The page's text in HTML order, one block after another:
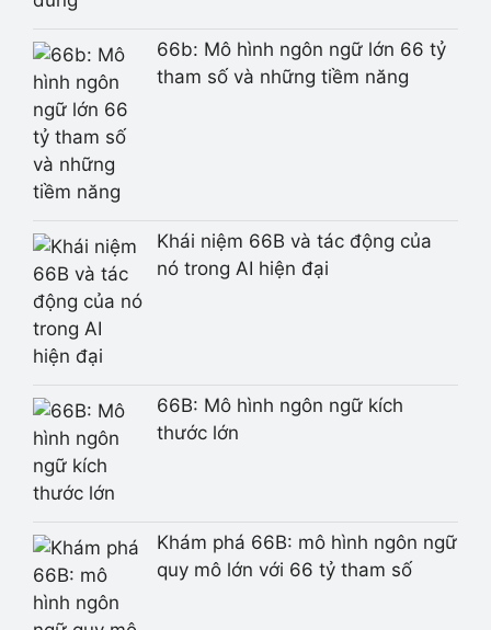
66b: Mô hình ngôn ngữ lớn 66 tỷ
tham số và những tiềm năng
Khái niệm 66B và tác động của
nó trong AI hiện đại
66B: Mô hình ngôn ngữ kích
thước lớn
Khám phá 66B: mô hình ngôn ngữ
quy mô lớn với 66 tỷ tham số